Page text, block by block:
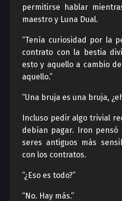
permitirse hablar
maestro y Luna Dual.
“Tenía curiosidad por la
contrato con la bestia
esto y aquello a cambio
aquello.”
“Una bruja es una bruja,
Incluso pedir algo trivial
debían pagar. Iron pensó
seres antiguos más
con los contratos.
“¿Eso es todo?”
“No. Hay más.”